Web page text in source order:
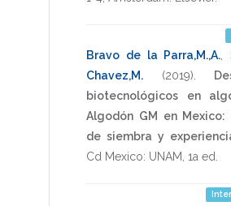
Bravo de la Parra,M.,A.
Chavez,M.
(2019)
biotecnológicos en
Algodón GM en Mexico:
de siembra y
Cd Mexico: UNAM 1a ed